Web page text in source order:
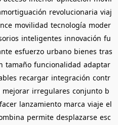
revolucionaria viaj
movilidad tecnología moder
inteligentes innovación fu
esfuerzo urbano bienes tras
tamaño funcionalidad adaptar
recargar integración contr
mejorar irregulares conjunto b
lanzamiento marca viaje el
permite desplazarse esc